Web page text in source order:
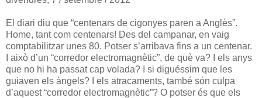
El diari diu que “centenars de cigonyes paren a Anglès”.
Home, tant com centenars! Des del campanar, en vaig
comptabilitzar unes 80. Potser s’arribava fins a un centenar.
I això d’un “corredor electromagnètic”, de què va? I els anys
que no hi ha passat cap volada? I si diguéssim que les
guiaven els àngels? I els atracaments, també són culpa
d’aquest “corredor electromagnètic”? O potser és que els